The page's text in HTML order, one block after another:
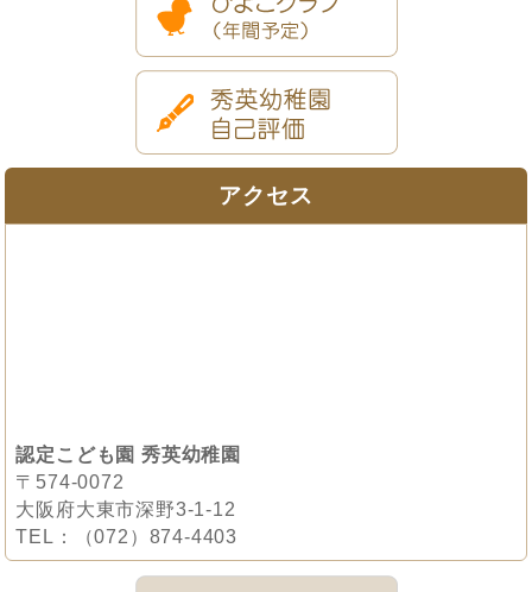
アクセス
認定こども園 秀英幼稚園
〒574-0072
大阪府大東市深野3-1-12
TEL：（072）874-4403